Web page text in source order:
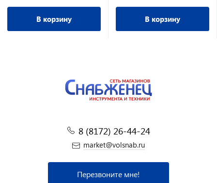
В корзину В корзину
8 (8172) 26-44-24
market@volsnab.ru
Перезвоните мне!